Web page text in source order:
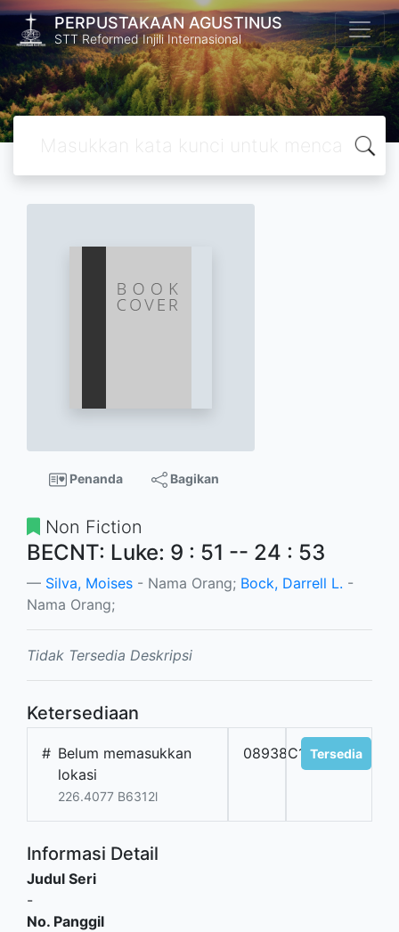
PERPUSTAKAAN AGUSTINUS
STT Reformed Injili Internasional
Penanda Bagikan
Non Fiction
BECNT: Luke: 9 : 51 -- 24 : 53
Silva, Moises - Nama Orang; Bock, Darrell L. -
Nama Orang;
Tidak Tersedia Deskripsi
Ketersediaan
# Belum memasukkan
lokasi
226.4077 B6312l
08938C1 Tersedia
Informasi Detail
Judul Seri
-
No. Panggil